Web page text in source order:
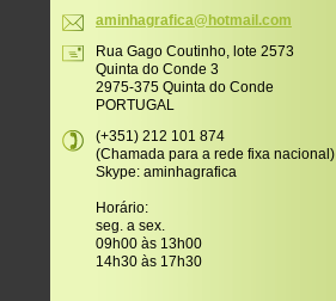
aminhagrafica@hotmail.com
Rua Gago Coutinho, lote 2573
Quinta do Conde 3
2975-375 Quinta do Conde
PORTUGAL
(+351) 212 101 874
(Chamada para a rede fixa nacional)
Skype: aminhagrafica
Horário:
seg. a sex.
09h00 às 13h00
14h30 às 17h30